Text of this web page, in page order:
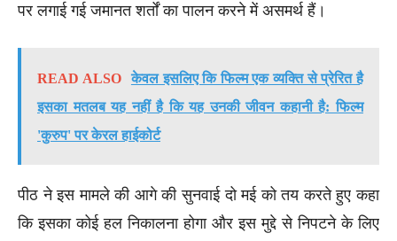
पर लगाई गई जमानत शर्तों का पालन करने में असमर्थ हैं।
READ ALSO
केवल इसलिए कि फिल्म एक व्यक्ति से प्रेरित है
इसका मतलब यह नहीं है कि यह उनकी जीवन कहानी है: फिल्म
'कुरुप' पर केरल हाईकोर्ट
पीठ ने इस मामले की आगे की सुनवाई दो मई को तय करते हुए कहा
कि इसका कोई हल निकालना होगा और इस मुद्दे से निपटने के लिए